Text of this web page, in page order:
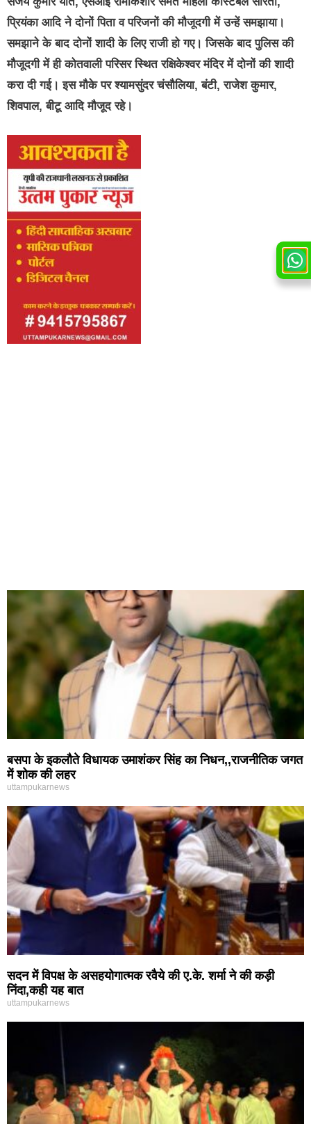
प्रियंका आदि ने दोनों पिता व परिजनों की मौजूदगी में उन्हें समझाया।
समझाने के बाद दोनों शादी के लिए राजी हो गए। जिसके बाद पुलिस की
मौजूदगी में ही कोतवाली परिसर स्थित रक्षिकेश्वर मंदिर में दोनों की शादी
करा दी गई। इस मौके पर श्यामसुंदर चंसौलिया, बंटी, राजेश कुमार,
शिवपाल, बीटू आदि मौजूद रहे।
बसपा के इकलौते विधायक उमाशंकर सिंह का निधन,,राजनीतिक जगत
में शोक की लहर
uttampukarnews
सदन में विपक्ष के असहयोगात्मक रवैये की ए.के. शर्मा ने की कड़ी
निंदा,कही यह बात
uttampukarnews